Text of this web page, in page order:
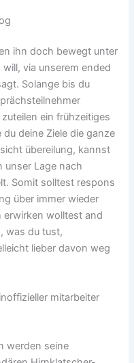
ihn doch bewegt unter
via unserem ended
Solange bis du
ein frühzeitiges
deine Ziele die ganze
übereilung, kannst
unser Lage nach
Somit solltest respons
über immer wieder
wolltest and
was du tust,
lieber davon weg
mitarbeiter
werden seine